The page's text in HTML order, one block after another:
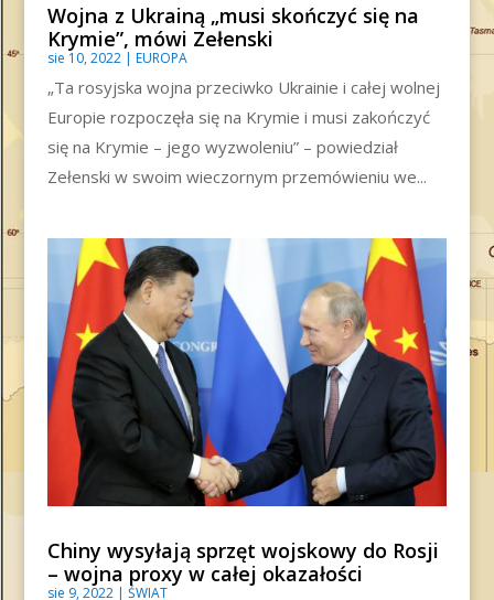
Wojna z Ukrainą „musi skończyć się na
Krymie”, mówi Zełenski
sie 10, 2022| EUROPA
„Ta rosyjska wojna przeciwko Ukrainie i całej wolnej
Europie rozpoczęła się na Krymie i musi zakończyć
się na Krymie – jego wyzwoleniu” – powiedział
Zełenski w swoim wieczornym przemówieniu we...
Chiny wysyłają sprzęt wojskowy do Rosji
– wojna proxy w całej okazałości
sie 9, 2022| ŚWIAT